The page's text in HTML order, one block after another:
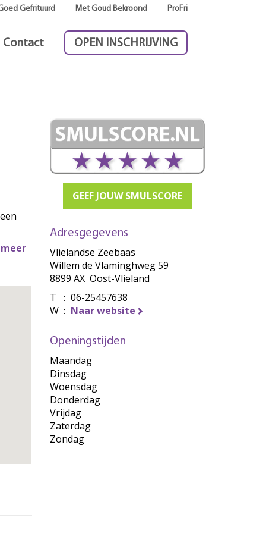
Gefrituurd Met Goud Bekroond ProFri
Contact OPEN INSCHRIJVING
GEEF JOUW SMULSCORE
Adresgegevens
Vlielandse Zeebaas
Willem de Vlaminghweg 59
8899 AX Oost-Vlieland
T : 06-25457638
W : Naar website
Openingstijden
Maandag
Dinsdag
Woensdag
Donderdag
Vrijdag
Zaterdag
Zondag